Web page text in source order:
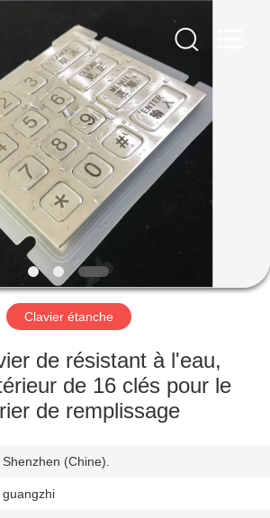
Clavier étanche
de résistant à l'eau,
de 16 clés pour le
de remplissage
Shenzhen (Chine).
guangzhi